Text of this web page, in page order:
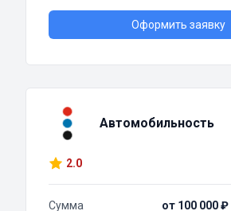
Оформить заявку
Автомобильность
2.0
Сумма от 100 000